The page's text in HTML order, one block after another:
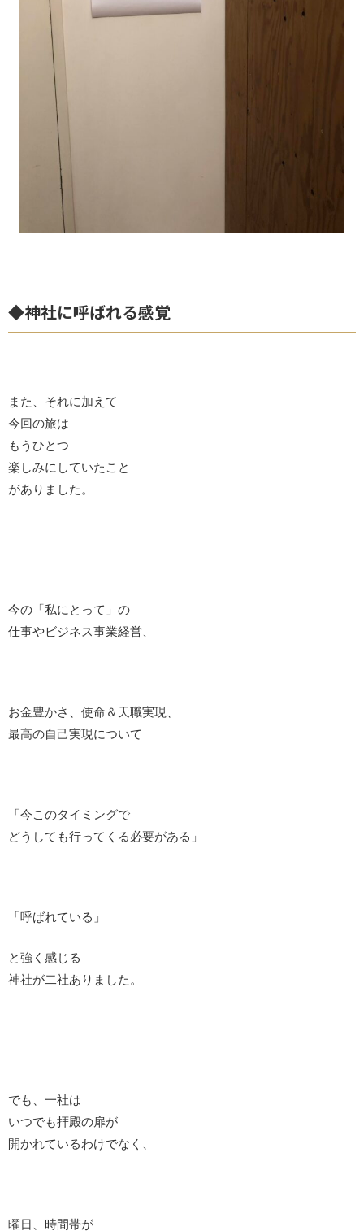
◆神社に呼ばれる感覚
また、それに加えて
今回の旅は
もうひとつ
楽しみにしていたこと
がありました。
今の「私にとって」の
仕事やビジネス事業経営、
お金豊かさ、使命＆天職実現、
最高の自己実現について
「今このタイミングで
どうしても行ってくる必要がある」
「呼ばれている」
と強く感じる
神社が二社ありました。
でも、一社は
いつでも拝殿の扉が
開かれているわけでなく、
曜日、時間帯が